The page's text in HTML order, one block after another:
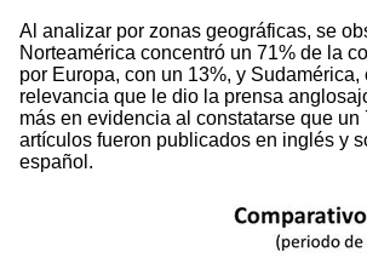
Al analizar por zonas geográficas, se
Norteamérica concentró un 71% de la
por Europa, con un 13%, y Sudamérica,
relevancia que le dio la prensa
más en evidencia al constatarse que un
artículos fueron publicados en inglés y
español.